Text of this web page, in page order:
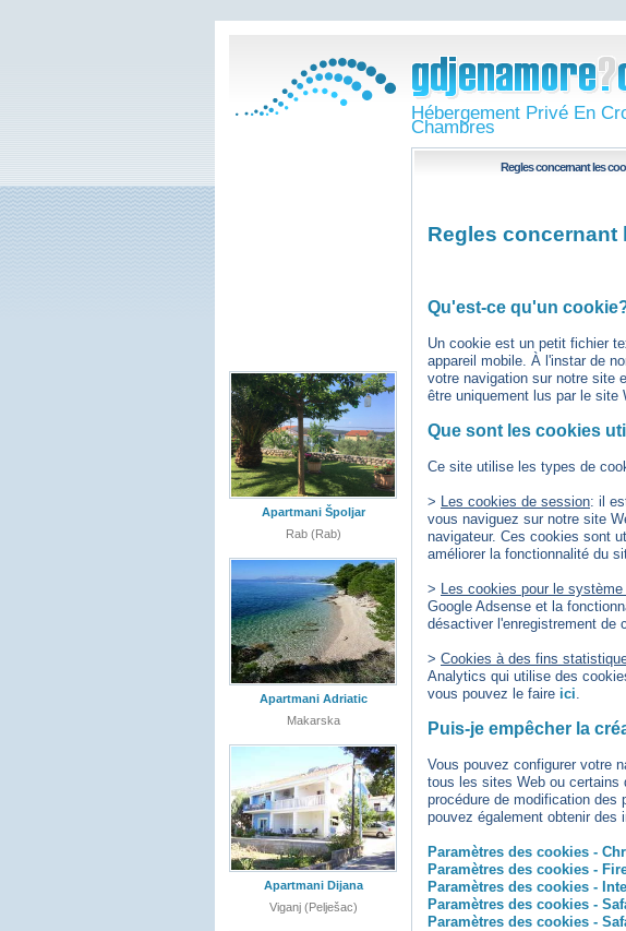
Hébergement Privé En
Chambres
Regles concernant les
Regles concernant
Qu'est-ce qu'un
Un cookie est un petit fichier
appareil mobile. À l'instar de
votre navigation sur notre site
être uniquement lus par le site
Que sont les cookies
Ce site utilise les types de
> Les cookies de session: il
vous naviguez sur notre site
navigateur. Ces cookies sont
améliorer la fonctionnalité du
> Les cookies pour le
Google Adsense et la
désactiver l'enregistrement de
> Cookies à des fins
Analytics qui utilise des
vous pouvez le faire ici.
Puis-je empêcher la
Vous pouvez configurer votre
tous les sites Web ou certains
procédure de modification des
pouvez également obtenir des
Paramètres des cookies -
Paramètres des cookies -
Paramètres des cookies -
Paramètres des cookies -
Paramètres des cookies -
Apartmani Špoljar
Rab (Rab)
Apartmani Adriatic
Makarska
Apartmani Dijana
Viganj (Pelješac)